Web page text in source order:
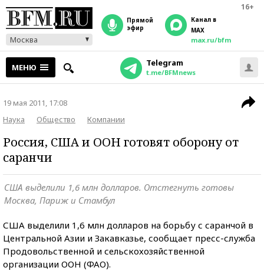
16+
Москва
прямой
эфир
Канал в
MAX
max.ru/bfm
МЕНЮ Telegram
t.me/BFMnews
19 мая 2011, 17:08
Наука
Общество Компании
Россия, США и ООН готовят оборону от
саранчи
США выделили 1,6 млн долларов. Отстегнуть готовы
Москва, Париж и Стамбул
США выделили 1,6 млн долларов на борьбу с саранчой в
Центральной Азии и Закавказье, сообщает пресс-служба
Продовольственной и сельскохозяйственной
организации ООН (ФАО).